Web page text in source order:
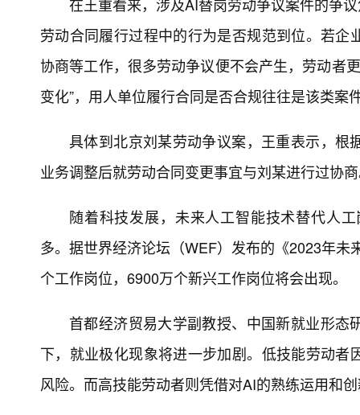
劳动合同履行过程中的行为是否规范到位。若
协商等工作，很多劳动争议便不会产生，劳动者
变化”，用人单位履行合同是否合规往往是该类案
具体到北京刘某劳动争议案，王重表示，
业务调整后就劳动合同变更事宜与刘某进行过协
随着科技发展，未来人工智能技术替代人
多。据世界经济论坛（WEF）发布的《2023年
个工作岗位，6900万个新兴工作岗位将会出现。
首都经济贸易大学副教授、中国新就业形
下，就业极化现象将进一步加剧。低技能劳动
风险。而高技能劳动者则凭借对AI的熟练运用和